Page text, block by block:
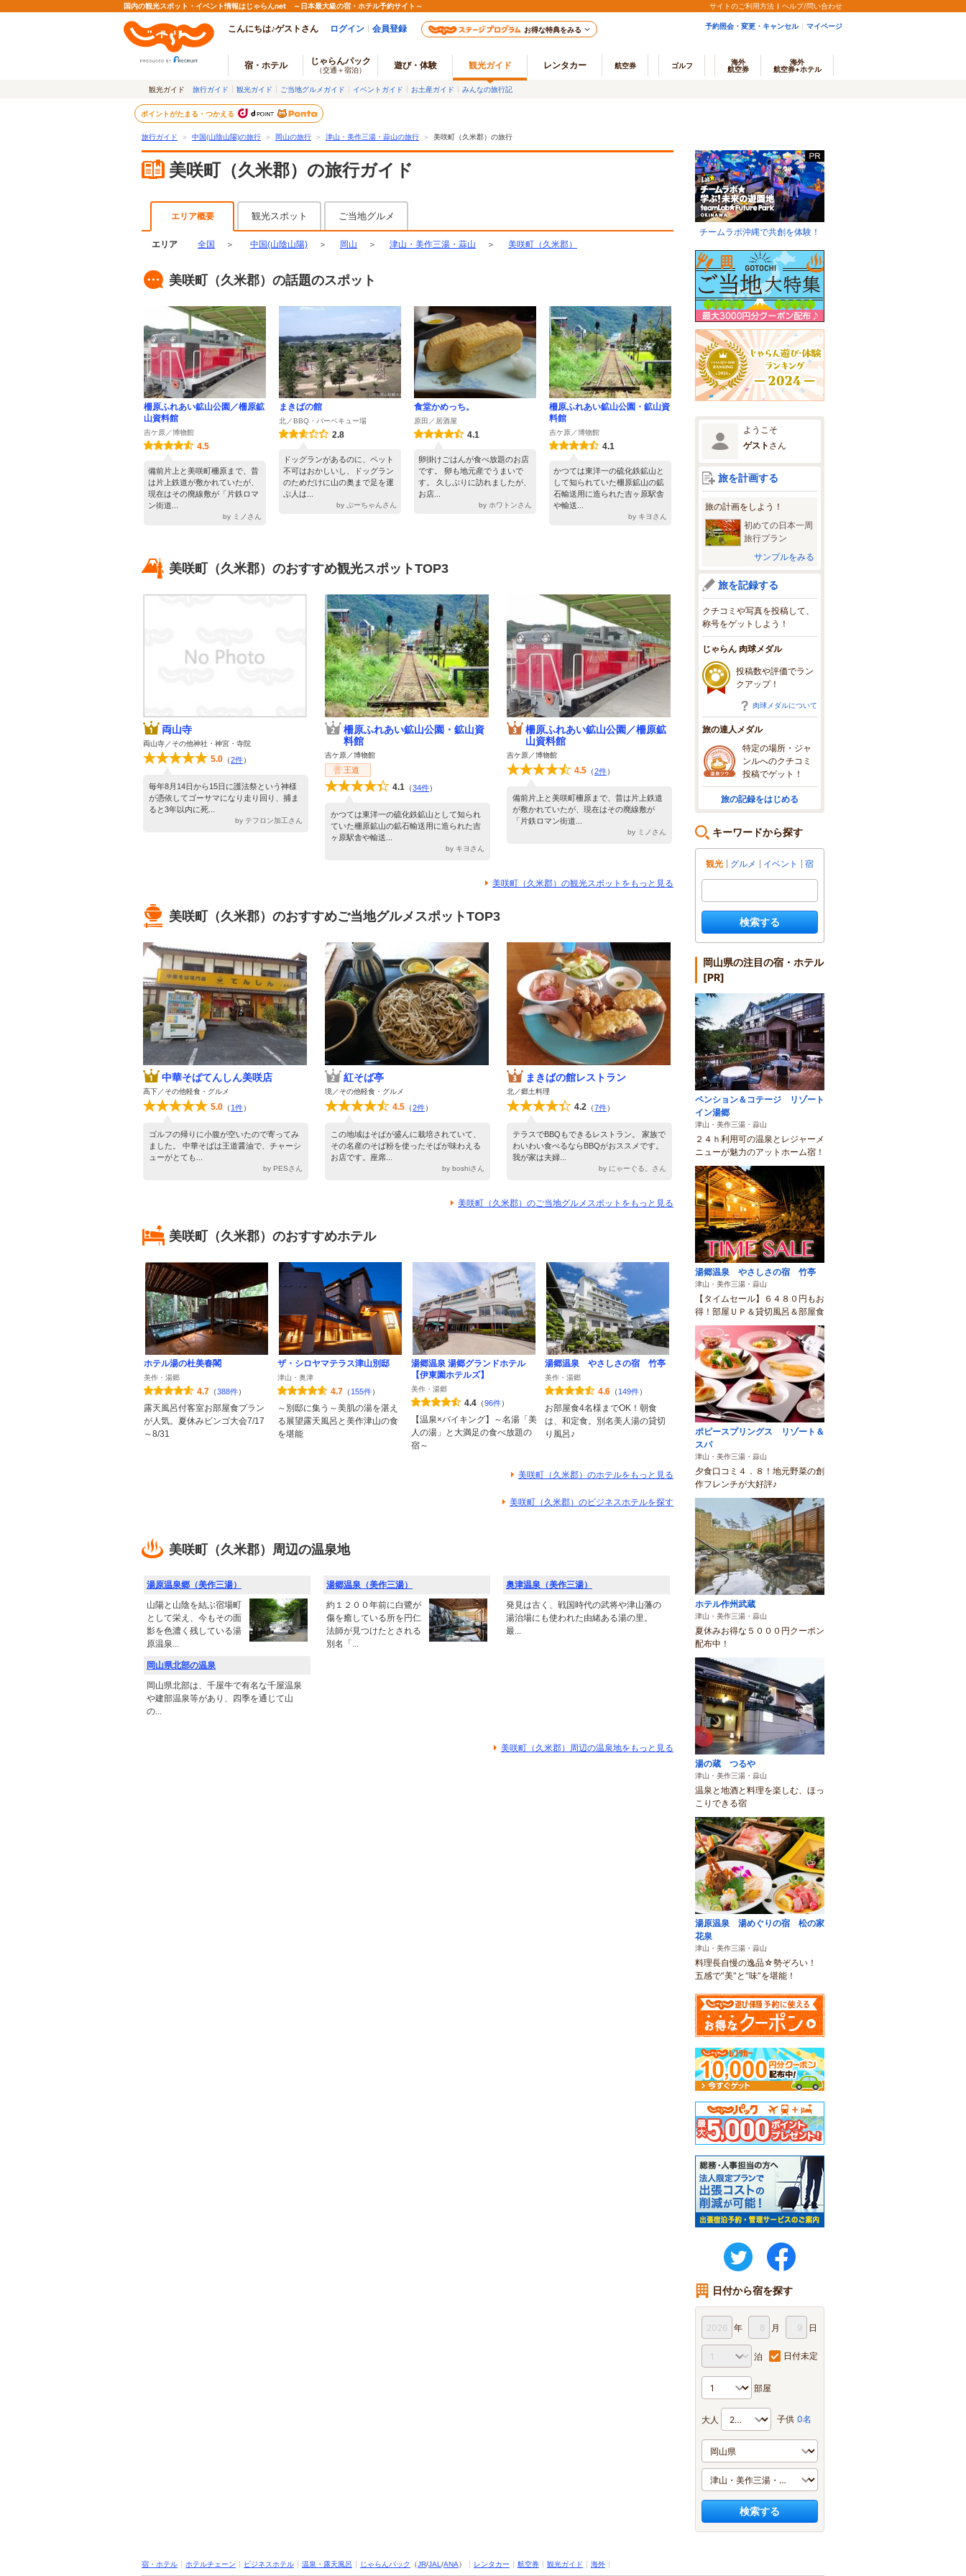
国内の観光スポット・イベント情報はじゃらんnet ～日本最大級の宿・ホテル予約サイト～ サイトのご利用方法 ヘルプ/問い合わせ
こんにちは♪ゲストさん ログイン 会員登録 お得な特典をみる 予約照会・変更・キャンセル マイページ
宿・ホテル じゃらんパック
（交通＋宿泊） 遊び・体験 観光ガイド レンタカー 航空券 ゴルフ
海外
航空券
海外
航空券+ホテル
観光ガイド 旅行ガイド 観光ガイド ご当地グルメガイド イベントガイド お土産ガイド みんなの旅行記
ポイントがたまる・つかえる
旅行ガイド ＞ 中国(山陰山陽)の旅行 ＞ 岡山の旅行 ＞ 津山・美作三湯・蒜山の旅行 ＞ 美咲町（久米郡）の旅行
美咲町（久米郡）の旅行ガイド
エリア概要 観光スポット ご当地グルメ
エリア 全国 ＞ 中国(山陰山陽) ＞ 岡山 ＞ 津山・美作三湯・蒜山 ＞ 美咲町（久米郡）
美咲町（久米郡）の話題のスポット
柵原ふれあい鉱山公園／柵原鉱
山資料館
吉ケ原／博物館
4.5
備前片上と美咲町柵原まで、昔
は片上鉄道が敷かれていたが、
現在はその廃線敷が「片鉄ロマ
ン街道...
by ミノさん
まきばの館
北／BBQ・バーベキュー場
2.8
ドッグランがあるのに、ペット
不可はおかしいし、ドッグラン
のためだけに山の奥まで足を運
ぶ人は...
by ぷーちゃんさん
食堂かめっち。
原田／居酒屋
4.1
卵掛けごはんが食べ放題のお店
です。 卵も地元産でうまいで
す。 久しぶりに訪れましたが、
お店...
by ホワトンさん
柵原ふれあい鉱山公園・鉱山資
料館
吉ケ原／博物館
4.1
かつては東洋一の硫化鉄鉱山と
して知られていた柵原鉱山の鉱
石輸送用に造られた吉ヶ原駅舎
や輸送...
by キヨさん
美咲町（久米郡）のおすすめ観光スポットTOP3
両山寺
両山寺／その他神社・神宮・寺院
5.0 （2件）
毎年8月14日から15日に護法祭という神様
が憑依してゴーサマになり走り回り、捕ま
ると3年以内に死...
by テフロン加工さん
柵原ふれあい鉱山公園・鉱山資
料館
吉ケ原／博物館
王道
4.1 （34件）
かつては東洋一の硫化鉄鉱山として知られ
ていた柵原鉱山の鉱石輸送用に造られた吉
ヶ原駅舎や輸送...
by キヨさん
柵原ふれあい鉱山公園／柵原鉱
山資料館
吉ケ原／博物館
4.5 （2件）
備前片上と美咲町柵原まで、昔は片上鉄道
が敷かれていたが、現在はその廃線敷が
「片鉄ロマン街道...
by ミノさん
美咲町（久米郡）の観光スポットをもっと見る
美咲町（久米郡）のおすすめご当地グルメスポットTOP3
中華そばてんしん美咲店
高下／その他軽食・グルメ
5.0 （ 1件）
ゴルフの帰りに小腹が空いたので寄ってみ
ました。 中華そばは王道醤油で、チャーシ
ューがとても...
by PESさん
紅そば亭
境／その他軽食・グルメ
4.5 （2件）
この地域はそばが盛んに栽培されていて、
その名産のそば粉を使ったそばが味わえる
お店です。座席...
by boshiさん
まきばの館レストラン
北／郷土料理
4.2 （7件）
テラスでBBQもできるレストラン。 家族で
わいわい食べるならBBQがおススメです。
我が家は夫婦...
by にゃーぐる。さん
美咲町（久米郡）のご当地グルメスポットをもっと見る
美咲町（久米郡）のおすすめホテル
ホテル湯の杜美春閣
美作・湯郷
4.7 （388件）
露天風呂付客室お部屋食プラン
が人気。夏休みビンゴ大会7/17
～8/31
ザ・シロヤマテラス津山別邸
津山・奥津
4.7 （ 155件）
～別邸に集う～美肌の湯を湛え
る展望露天風呂と美作津山の食
を堪能
湯郷温泉 湯郷グランドホテル
【伊東園ホテルズ】
美作・湯郷
4.4 （96件）
【温泉×バイキング】～名湯「美
人の湯」と大満足の食べ放題の
宿～
湯郷温泉 やさしさの宿 竹亭
美作・湯郷
4.6 （ 149件）
お部屋食4名様までOK！朝食
は、和定食。別名美人湯の貸切
り風呂♪
美咲町（久米郡）のホテルをもっと見る
美咲町（久米郡）のビジネスホテルを探す
美咲町（久米郡）周辺の温泉地
湯原温泉郷（美作三湯）
山陽と山陰を結ぶ宿場町
として栄え、今もその面
影を色濃く残している湯
原温泉...
湯郷温泉（美作三湯）
約１２００年前に白鷺が
傷を癒している所を円仁
法師が見つけたとされる
別名「...
奥津温泉（美作三湯）
発見は古く、戦国時代の武将や津山藩の
湯治場にも使われた由緒ある湯の里。
最...
岡山県北部の温泉
岡山県北部は、千屋牛で有名な千屋温泉
や建部温泉等があり、四季を通じて山
の...
美咲町（久米郡）周辺の温泉地をもっと見る
チームラボ沖縄で共創を体験！
ようこそ
ゲスト さん
旅を計画する
旅の計画をしよう！
初めての日本一周
旅行プラン
サンプルをみる
旅を記録する
クチコミや写真を投稿して、
称号をゲットしよう！
じゃらん 肉球メダル
投稿数や評価でラン
クアップ！
肉球メダルについて
旅の達人メダル
特定の場所・ジャ
ンルへのクチコミ
投稿でゲット！
旅の記録をはじめる
キーワードから探す
観光 グルメ イベント 宿
検索する
岡山県の注目の宿・ホテル
[PR]
ペンション＆コテージ リゾート
イン湯郷
津山・美作三湯・蒜山
２４ｈ利用可の温泉とレジャーメ
ニューが魅力のアットホーム宿！
湯郷温泉 やさしさの宿 竹亭
津山・美作三湯・蒜山
【タイムセール】６４８０円もお
得！部屋ＵＰ＆貸切風呂＆部屋食
ポピースプリングス リゾート＆
スパ
津山・美作三湯・蒜山
夕食口コミ４．８！地元野菜の創
作フレンチが大好評♪
ホテル作州武蔵
津山・美作三湯・蒜山
夏休みお得な５０００円クーポン
配布中！
湯の蔵 つるや
津山・美作三湯・蒜山
温泉と地酒と料理を楽しむ、ほっ
こりできる宿
湯原温泉 湯めぐりの宿 松の家
花泉
津山・美作三湯・蒜山
料理長自慢の逸品☆勢ぞろい！
五感で“美”と“味”を堪能！
twitter
日付から宿を探す
年 月 日
泊 日付未定
部屋
大人 子供 0名
検索する
宿・ホテル ホテルチェーン ビジネスホテル 温泉・露天風呂 じゃらんパック （JR/JAL /ANA） レンタカー 航空券 観光ガイド 海外